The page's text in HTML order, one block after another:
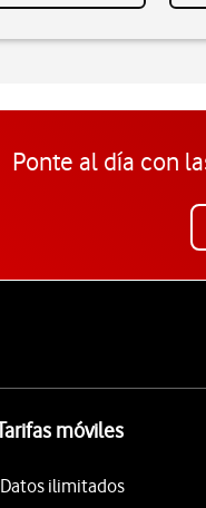
Ponte al día con
móviles
Datos ilimitados